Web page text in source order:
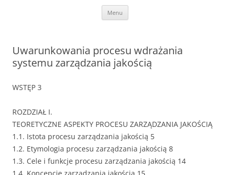
Menu
Uwarunkowania procesu wdrażania
systemu zarządzania jakością
WSTĘP 3
ROZDZIAŁ I.
TEORETYCZNE ASPEKTY PROCESU ZARZĄDZANIA JAKOŚCIĄ
1.1. Istota procesu zarządzania jakością 5
1.2. Etymologia procesu zarządzania jakością 8
1.3. Cele i funkcje procesu zarządzania jakością 14